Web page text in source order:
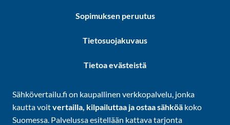
Sopimuksen peruutus
Tietosuojakuvaus
Tietoa evästeistä
Sähkövertailu.fi on kaupallinen verkkopalvelu, jonka
kautta voitvertailla, kilpailuttaa ja ostaa sähköä koko
Suomessa. Palvelussa esitellään kattava tarjonta